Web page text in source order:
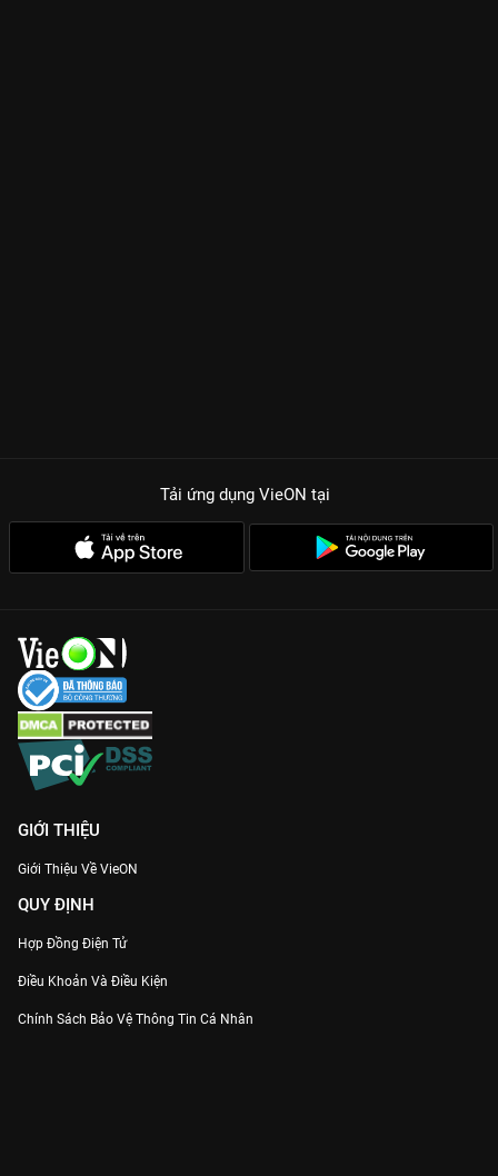
Tải ứng dụng VieON tại
GIỚI THIỆU
Giới Thiệu Về VieON
QUY ĐỊNH
Hợp Đồng Điện Tử
Điều Khoản Và Điều Kiện
Chính Sách Bảo Vệ Thông Tin Cá Nhân